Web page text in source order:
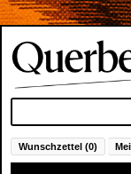
Wunschzettel (0)